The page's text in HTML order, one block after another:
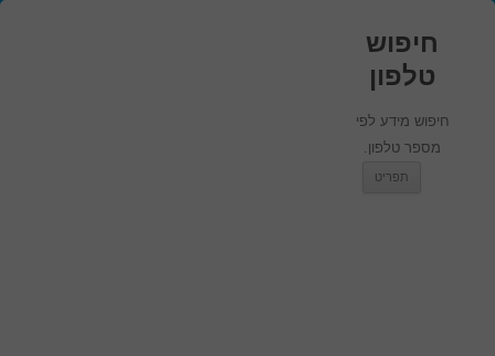
חיפוש
טלפון
חיפוש מידע לפי
מספר טלפון.
תפריט